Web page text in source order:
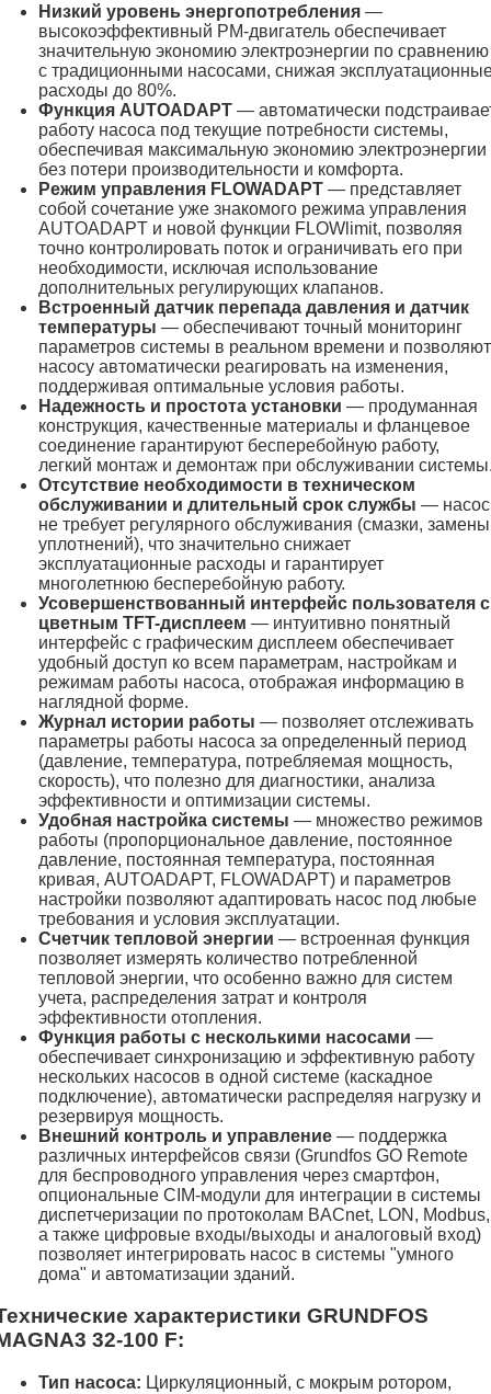
Низкий уровень энергопотребления —
высокоэффективный PM-двигатель обеспечивает
значительную экономию электроэнергии по сравнению
с традиционными насосами, снижая
расходы до 80%.
Функция AUTOADAPT — автоматически
работу насоса под текущие потребности системы,
обеспечивая максимальную экономию электроэнергии
без потери производительности и комфорта.
Режим управления FLOWADAPT — представляет
собой сочетание уже знакомого режима управления
AUTOADAPT и новой функции FLOWlimit, позволяя
точно контролировать поток и ограничивать его при
необходимости, исключая использование
дополнительных регулирующих клапанов.
Встроенный датчик перепада давления и датчик
температуры — обеспечивают точный мониторинг
параметров системы в реальном времени и позволяют
насосу автоматически реагировать на изменения,
поддерживая оптимальные условия работы.
Надежность и простота установки — продуманная
конструкция, качественные материалы и фланцевое
соединение гарантируют бесперебойную работу,
легкий монтаж и демонтаж при обслуживании
Отсутствие необходимости в техническом
обслуживании и длительный срок службы — насос
не требует регулярного обслуживания (смазки, замены
уплотнений), что значительно снижает
эксплуатационные расходы и гарантирует
многолетнюю бесперебойную работу.
Усовершенствованный интерфейс пользователя с
цветным TFT-дисплеем — интуитивно понятный
интерфейс с графическим дисплеем обеспечивает
удобный доступ ко всем параметрам, настройкам и
режимам работы насоса, отображая информацию в
наглядной форме.
Журнал истории работы — позволяет отслеживать
параметры работы насоса за определенный период
(давление, температура, потребляемая мощность,
скорость), что полезно для диагностики, анализа
эффективности и оптимизации системы.
Удобная настройка системы — множество режимов
работы (пропорциональное давление, постоянное
давление, постоянная температура, постоянная
кривая, AUTOADAPT, FLOWADAPT) и параметров
настройки позволяют адаптировать насос под любые
требования и условия эксплуатации.
Счетчик тепловой энергии — встроенная функция
позволяет измерять количество потребленной
тепловой энергии, что особенно важно для систем
учета, распределения затрат и контроля
эффективности отопления.
Функция работы с несколькими насосами —
обеспечивает синхронизацию и эффективную работу
нескольких насосов в одной системе (каскадное
подключение), автоматически распределяя нагрузку и
резервируя мощность.
Внешний контроль и управление — поддержка
различных интерфейсов связи (Grundfos GO Remote
для беспроводного управления через смартфон,
опциональные CIM-модули для интеграции в системы
диспетчеризации по протоколам BACnet, LON, Modbus,
а также цифровые входы/выходы и аналоговый вход)
позволяет интегрировать насос в системы "умного
дома" и автоматизации зданий.
характеристики GRUNDFOS
32-100 F:
Тип насоса: Циркуляционный, с мокрым ротором,